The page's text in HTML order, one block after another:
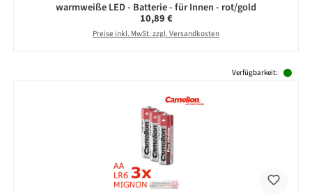
warmweiße LED - Batterie - für Innen - rot/gold
Regulärer Preis:
10,89 €
Preise inkl. MwSt. zzgl. Versandkosten
Verfügbarkeit: